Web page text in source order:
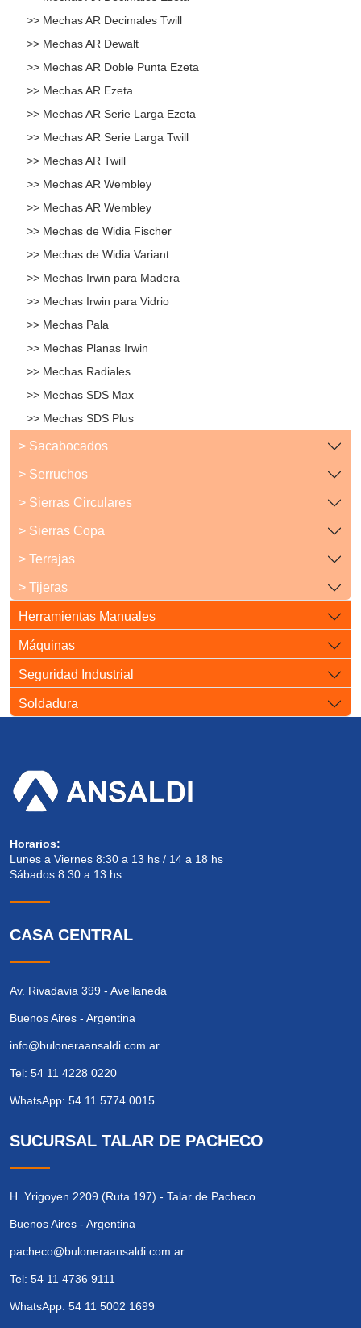
>> Mechas AR Decimales Twill
>> Mechas AR Dewalt
>> Mechas AR Doble Punta Ezeta
>> Mechas AR Ezeta
>> Mechas AR Serie Larga Ezeta
>> Mechas AR Serie Larga Twill
>> Mechas AR Twill
>> Mechas AR Wembley
>> Mechas AR Wembley
>> Mechas de Widia Fischer
>> Mechas de Widia Variant
>> Mechas Irwin para Madera
>> Mechas Irwin para Vidrio
>> Mechas Pala
>> Mechas Planas Irwin
>> Mechas Radiales
>> Mechas SDS Max
>> Mechas SDS Plus
> Sacabocados
> Serruchos
> Sierras Circulares
> Sierras Copa
> Terrajas
> Tijeras
Herramientas Manuales
Máquinas
Seguridad Industrial
Soldadura
Horarios:
Lunes a Viernes 8:30 a 13 hs / 14 a 18 hs
Sábados 8:30 a 13 hs
CASA CENTRAL
Av. Rivadavia 399 - Avellaneda
Buenos Aires - Argentina
info@buloneraansaldi.com.ar
Tel: 54 11 4228 0220
WhatsApp: 54 11 5774 0015
SUCURSAL TALAR DE PACHECO
H. Yrigoyen 2209 (Ruta 197) - Talar de Pacheco
Buenos Aires - Argentina
pacheco@buloneraansaldi.com.ar
Tel: 54 11 4736 9111
WhatsApp: 54 11 5002 1699